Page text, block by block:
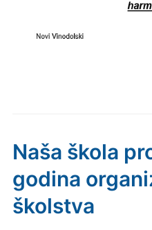
Naša škola
godina
školstva